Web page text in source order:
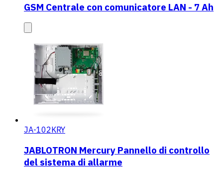
GSM Centrale con comunicatore LAN - 7 Ah
JA-102KRY
JABLOTRON Mercury Pannello di controllo
del sistema di allarme